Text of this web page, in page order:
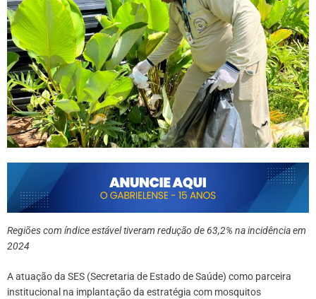
Regiões com índice estável tiveram redução de 63,2% na incidência em
2024
A atuação da SES (Secretaria de Estado de Saúde) como parceira
institucional na implantação da estratégia com mosquitos